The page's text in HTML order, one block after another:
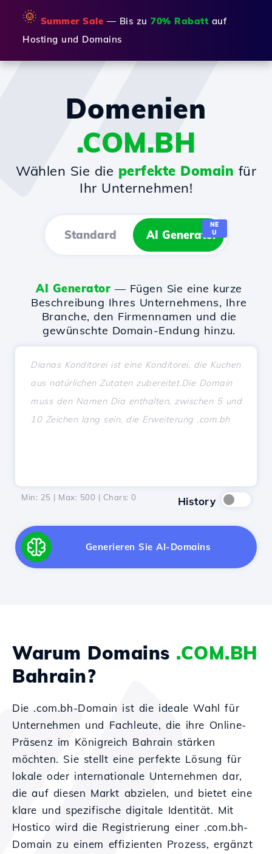
🌞 Summer Sale — Bis zu 70% Rabatt auf
Hosting und Domains
Domenien
.COM.BH
Wählen Sie die perfekte Domain für
Ihr Unternehmen!
Standard AI Generator
NE
U
AI Generator — Fügen Sie eine kurze
Beschreibung Ihres Unternehmens, Ihre
Branche, den Firmennamen und die
gewünschte Domain-Endung hinzu.
Min: 25 | Max: 500 | Chars: 0 History
Generieren Sie AI-Domains
Warum Domains .COM.BH
Bahrain?
Die .com.bh-Domain ist die ideale Wahl für
Unternehmen und Fachleute, die ihre Online-
Präsenz im Königreich Bahrain stärken
möchten. Sie stellt eine perfekte Lösung für
lokale oder internationale Unternehmen dar,
die auf diesen Markt abzielen, und bietet eine
klare und spezifische digitale Identität. Mit
Hostico wird die Registrierung einer .com.bh-
Domain zu einem effizienten Prozess, ergänzt